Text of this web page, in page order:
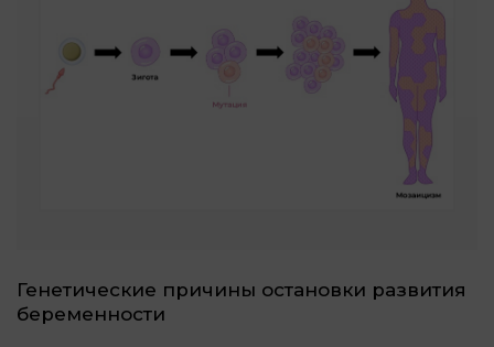
Генетические причины остановки развития
беременности